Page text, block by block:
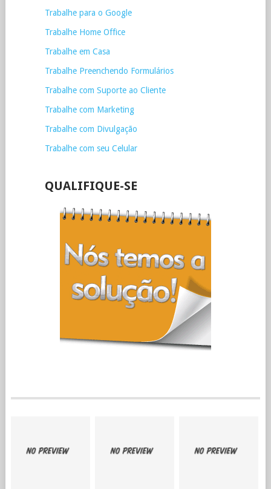
Trabalhe para o Google
Trabalhe Home Office
Trabalhe em Casa
Trabalhe Preenchendo Formulários
Trabalhe com Suporte ao Cliente
Trabalhe com Marketing
Trabalhe com Divulgação
Trabalhe com seu Celular
QUALIFIQUE-SE